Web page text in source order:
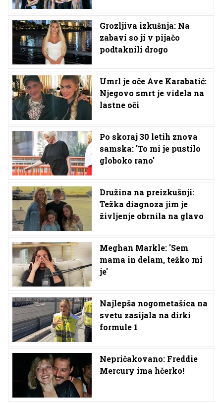
Grozljiva izkušnja: Na
zabavi so ji v pijačo
podtaknili drogo
Umrl je oče Ave Karabatić:
Njegovo smrt je videla na
lastne oči
Po skoraj 30 letih znova
samska: 'To mi je pustilo
globoko rano'
Družina na preizkušnji:
Težka diagnoza jim je
življenje obrnila na glavo
Meghan Markle: 'Sem
mama in delam, težko mi
je'
Najlepša nogometašica na
svetu zasijala na dirki
formule 1
Nepričakovano: Freddie
Mercury ima hčerko!